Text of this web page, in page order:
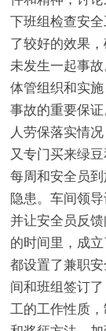
下班组检查安
了较好的效果
未发生一起事
体管组织和实
事故的重要保
人劳保落实情
又专门买来绿
每周和安全员
隐患。车间领
并让安全员反
的时间里，成
都设置了兼职
间和班组签订
工的工作性质